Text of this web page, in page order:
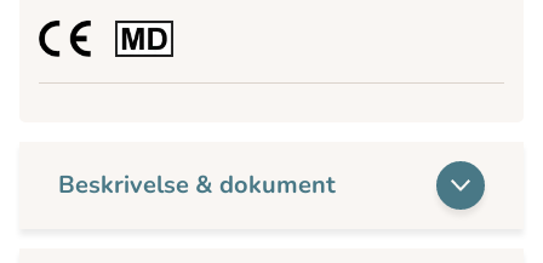
Beskrivelse & dokument